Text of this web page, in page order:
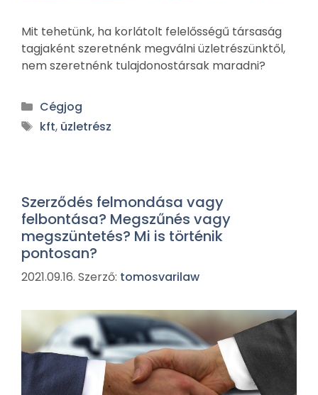
Mit tehetünk, ha korlátolt felelősségű társaság
tagjaként szeretnénk megválni üzletrészünktől,
nem szeretnénk tulajdonostársak maradni?
Cégjog
kft, üzletrész
Szerződés felmondása vagy
felbontása? Megszűnés vagy
megszüntetés? Mi is történik
pontosan?
2021.09.16. Szerző: tomosvarilaw